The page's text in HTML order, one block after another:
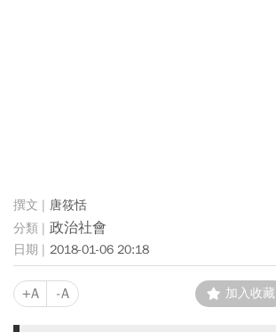
唐筱恬
政治社會
2018-01-06 20:18
+A -A 加入收藏